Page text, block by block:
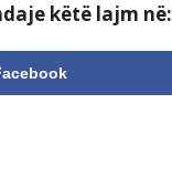
këtë lajm në: